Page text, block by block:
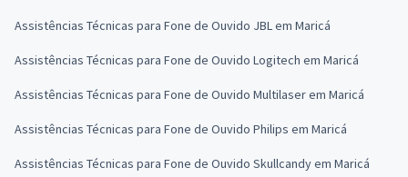
Assistências Técnicas para Fone de Ouvido JBL em Maricá
Assistências Técnicas para Fone de Ouvido Logitech em Maricá
Assistências Técnicas para Fone de Ouvido Multilaser em Maricá
Assistências Técnicas para Fone de Ouvido Philips em Maricá
Assistências Técnicas para Fone de Ouvido Skullcandy em Maricá